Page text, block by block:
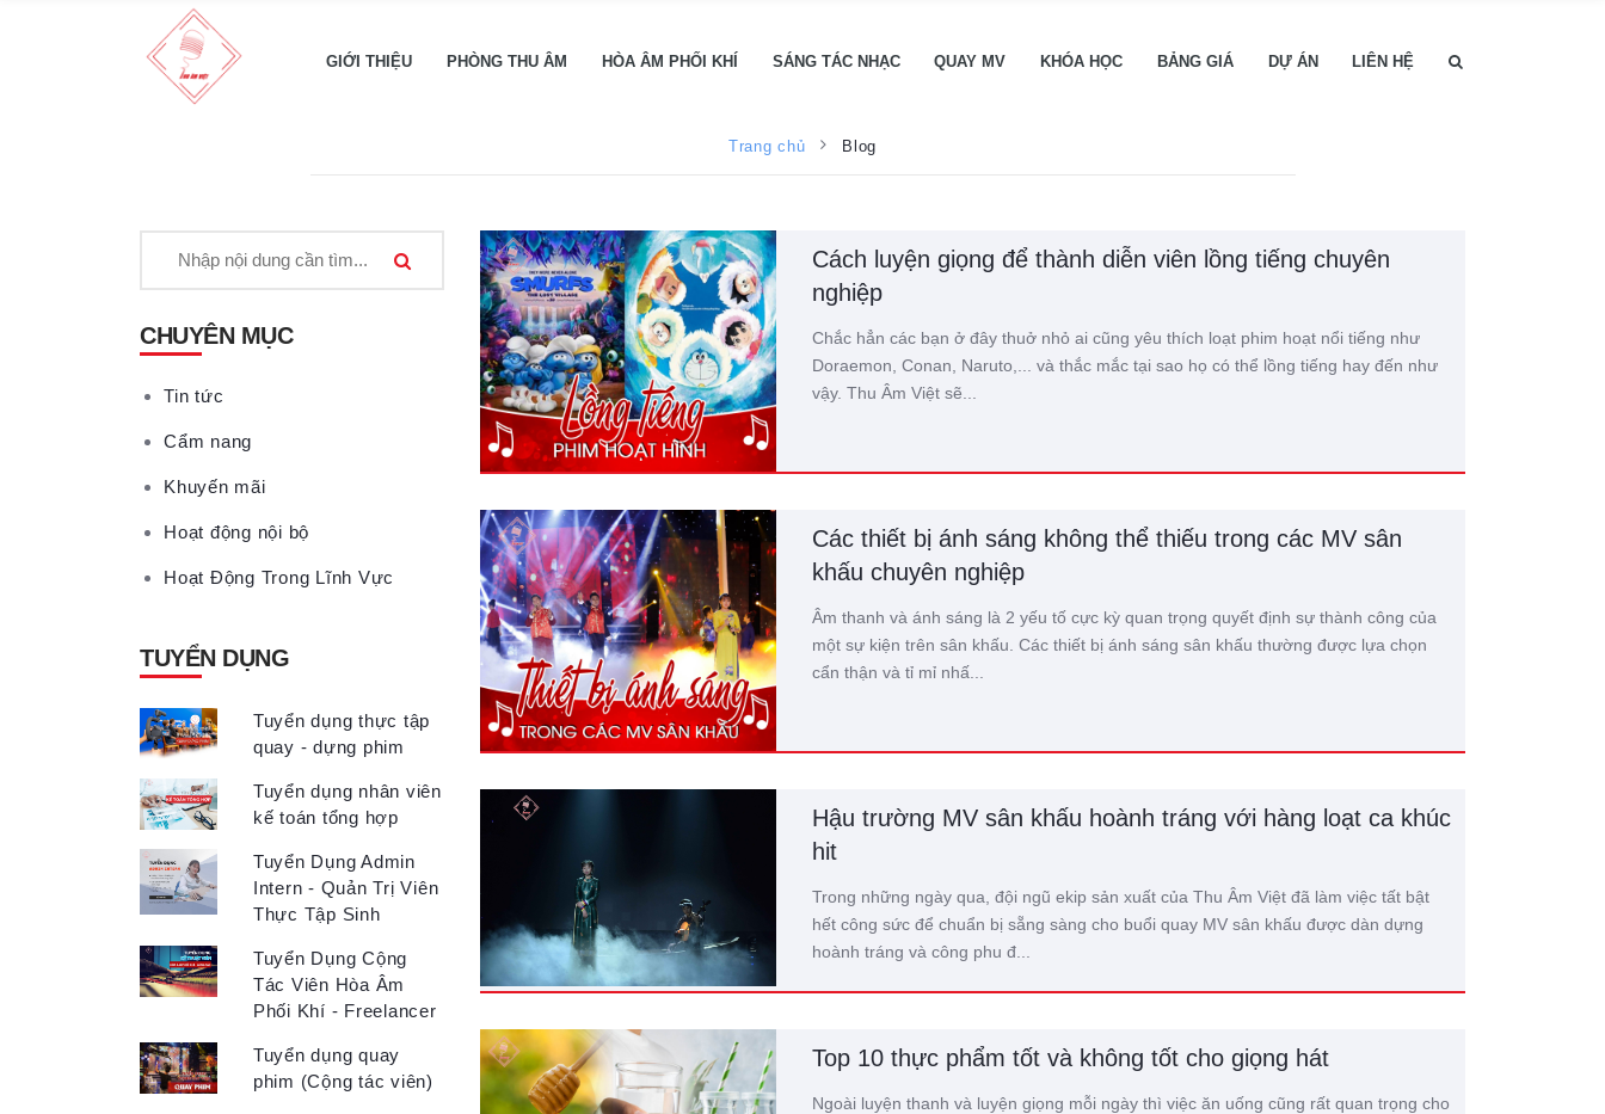
GIỚI THIỆU PHÒNG THU ÂM HÒA ÂM PHỐI KHÍ SÁNG TÁC NHẠC QUAY MV KHÓA HỌC BẢNG GIÁ DỰ ÁN LIÊN HỆ
Trang chủ Blog
CHUYÊN MỤC
Tin tức
Cẩm nang
Khuyến mãi
Hoạt động nội bộ
Hoạt Động Trong Lĩnh Vực
TUYỂN DỤNG
Tuyển dụng thực tập
quay - dựng phim
Tuyển dụng nhân viên
kế toán tổng hợp
Tuyển Dụng Admin
Intern - Quản Trị Viên
Thực Tập Sinh
Tuyển Dụng Cộng
Tác Viên Hòa Âm
Phối Khí - Freelancer
Tuyển dụng quay
phim (Cộng tác viên)
Cách luyện giọng để thành diễn viên lồng tiếng chuyên
nghiệp
Chắc hẳn các bạn ở đây thuở nhỏ ai cũng yêu thích loạt phim hoạt nổi tiếng như
Doraemon, Conan, Naruto,... và thắc mắc tại sao họ có thể lồng tiếng hay đến như
vậy. Thu Âm Việt sẽ...
Các thiết bị ánh sáng không thể thiếu trong các MV sân
khấu chuyên nghiệp
Âm thanh và ánh sáng là 2 yếu tố cực kỳ quan trọng quyết định sự thành công của
một sự kiện trên sân khấu. Các thiết bị ánh sáng sân khấu thường được lựa chọn
cẩn thận và tỉ mỉ nhấ...
Hậu trường MV sân khấu hoành tráng với hàng loạt ca khúc
hit
Trong những ngày qua, đội ngũ ekip sản xuất của Thu Âm Việt đã làm việc tất bật
hết công sức để chuẩn bị sẵng sàng cho buổi quay MV sân khấu được dàn dựng
hoành tráng và công phu đ...
Top 10 thực phẩm tốt và không tốt cho giọng hát
Ngoài luyện thanh và luyện giọng mỗi ngày thì việc ăn uống cũng rất quan trọng cho